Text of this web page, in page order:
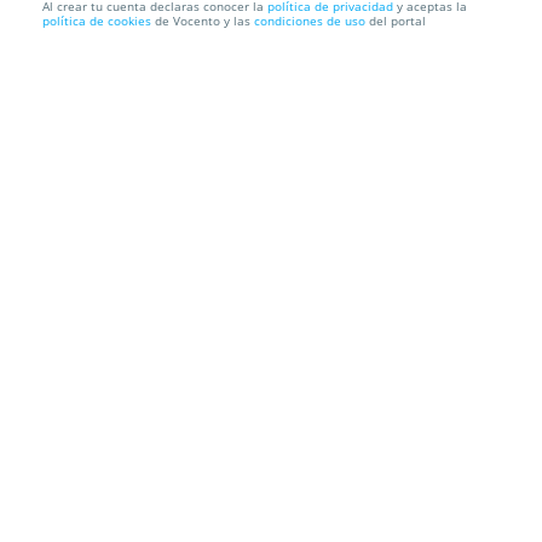
WILL SMITH: Almuerzo para 2 en PiCú Banús y SUR
Al crear tu cuenta declaras conocer la política de privacidad y aceptas la
política de cookies de Vocento y las condiciones de uso del portal